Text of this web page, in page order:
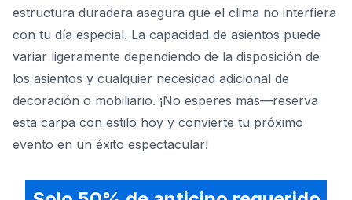
estructura duradera asegura que el clima no interfiera
con tu día especial. La capacidad de asientos puede
variar ligeramente dependiendo de la disposición de
los asientos y cualquier necesidad adicional de
decoración o mobiliario. ¡No esperes más—reserva
esta carpa con estilo hoy y convierte tu próximo
evento en un éxito espectacular!